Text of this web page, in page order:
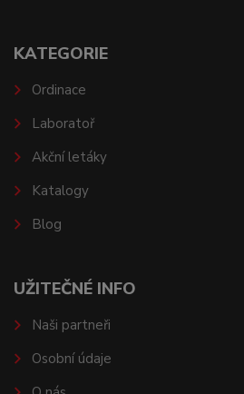
KATEGORIE
Ordinace
Laboratoř
Akční letáky
Katalogy
Blog
UŽITEČNÉ INFO
Naši partneři
Osobní údaje